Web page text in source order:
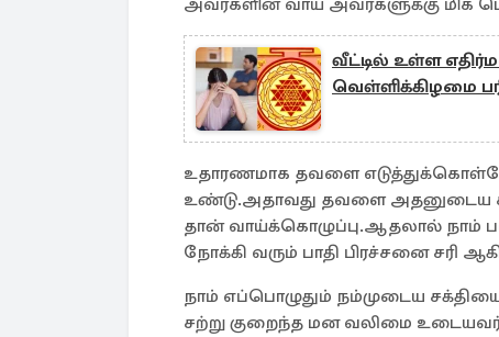
அவர்களின் வாய் அவர்களுக்கு மிக
வீட்டில் உள்ள
வெள்ளிக்கிழமை
உதாரணமாக தவளை
உண்டு.அதாவது தவளை அதனுடைய
தான் வாய்க்கொழுப்பு.ஆதலால் நாம்
நோக்கி வரும் பாதி பிரச்சனை சரி
நாம் எப்பொழுதும் நம்முடைய
சற்று குறைந்த மன வலிமை